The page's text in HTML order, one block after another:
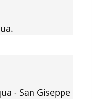
- San Giseppe